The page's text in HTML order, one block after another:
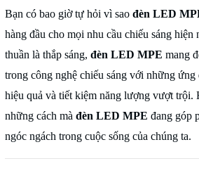
Bạn có bao giờ tự hỏi vì sao đèn LED
hàng đầu cho mọi nhu cầu chiếu sáng hiện
thuần là thắp sáng, đèn LED MPE mang
trong công nghệ chiếu sáng với những ứng
hiệu quả và tiết kiệm năng lượng vượt trội.
những cách mà đèn LED MPE đang góp
ngóc ngách trong cuộc sống của chúng ta.